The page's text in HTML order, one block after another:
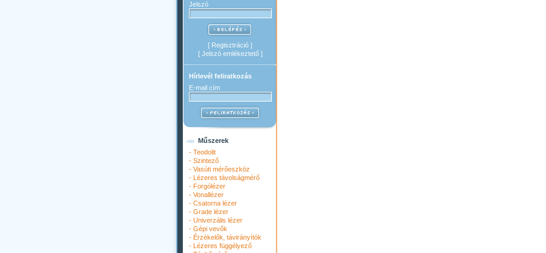
Jelszó
[ Regisztráció ]
[ Jelszó emlékeztető]
Hírlevél feliratkozás
E-mail cím
Műszerek
- Teodolit
- Szintező
- Vasúti mérőeszköz
- Lézeres távolságmérő
- Forgólézer
- Vonallézer
- Csatorna lézer
- Grade lézer
- Univerzális lézer
- Gépi vevők
- Érzékelők, távirányítók
- Lézeres függélyező